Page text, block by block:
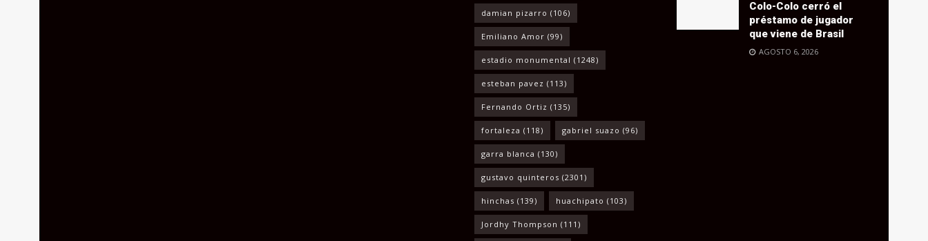
damian pizarro (106)
Emiliano Amor (99)
estadio monumental (1248)
esteban pavez (113)
Fernando Ortiz (135)
fortaleza (118) gabriel suazo (96)
garra blanca (130)
gustavo quinteros (2301)
hinchas (139) huachipato (103)
Jordhy Thompson (111)
Colo-Colo cerró el
préstamo de jugador
que viene de Brasil
AGOSTO 6, 2026